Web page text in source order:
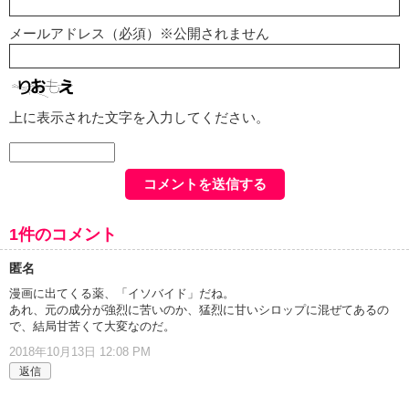
メールアドレス（必須）※公開されません
上に表示された文字を入力してください。
1件のコメント
匿名
漫画に出てくる薬、「イソバイド」だね。
あれ、元の成分が強烈に苦いのか、猛烈に甘いシロップに混ぜてあるの
で、結局甘苦くて大変なのだ。
2018年10月13日 12:08 PM
返信